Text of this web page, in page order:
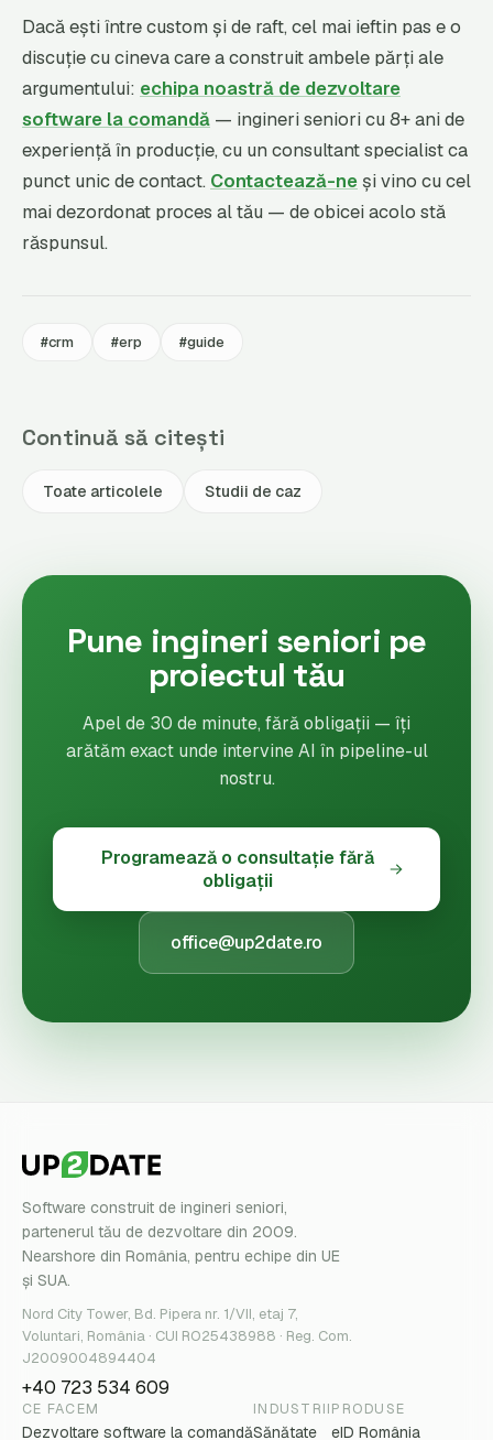
Dacă ești între custom și de raft, cel mai ieftin pas e o
discuție cu cineva care a construit ambele părți ale
argumentului: echipa noastră de dezvoltare
software la comandă — ingineri seniori cu 8+ ani de
experiență în producție, cu un consultant specialist ca
punct unic de contact. Contactează-neși vino cu cel
mai dezordonat proces al tău — de obicei acolo stă
răspunsul.
#crm #erp #guide
Continuă să citești
Toate articolele Studii de caz
Pune ingineri seniori pe
proiectul tău
Apel de 30 de minute, fără obligații — îți
arătăm exact unde intervine AI în pipeline-ul
nostru.
Programează o consultație fără
obligații
office@up2date.ro
Software construit de ingineri seniori,
partenerul tău de dezvoltare din 2009.
Nearshore din România, pentru echipe din UE
și SUA.
Nord City Tower, Bd. Pipera nr. 1/VII, etaj 7,
Voluntari, România · CUI RO25438988 · Reg. Com.
J2009004894404
+40 723 534 609
CE FACEM
Dezvoltare software la comandă
INDUSTRII
Sănătate
PRODUSE
eID România